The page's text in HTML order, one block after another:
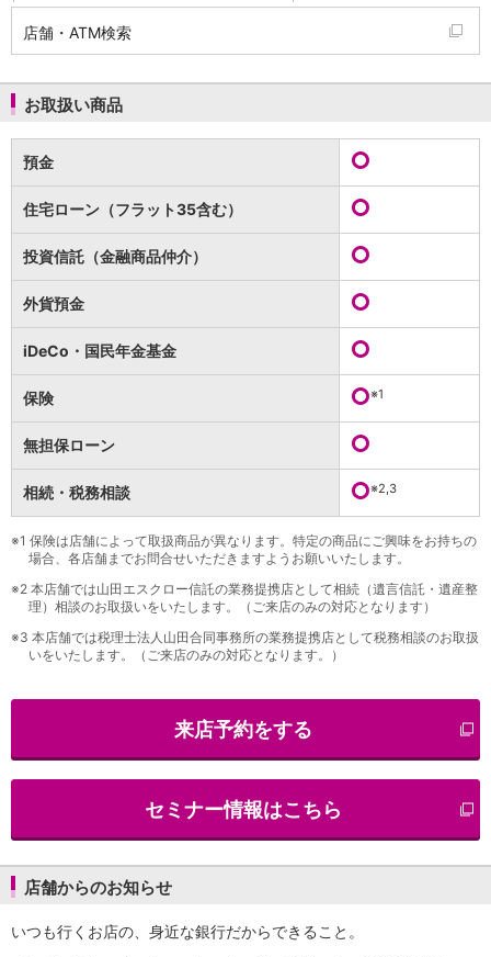
新規お借入れの方
お借換えの方
フラット35
リ・バース60
カードローン
目的別ローンマイページ
保険
保険TOP
医療保険
就業不能保険
海外旅行保険
国内旅行傷害保険
スマホ保険
傷害保険
介護保険
カード
クレジットカード
デビットカード
インターネットバンキング
アプリ
イオン銀行アプリTOP
通帳アプリ
イオン銀行PayB
イオングループアプリ
支払・入金TOP
AEON Pay
自動入金サービス
スマホ決済アプリ
サービス
店舗・ATM検索
お取扱い商品
預金
住宅ローン（フラット35含む）
投資信託（金融商品仲介）
外貨預金
iDeCo・国民年金基金
保険 ※1
無担保ローン
相続・税務相談 ※2,3
※1 保険は店舗によって取扱商品が異なります。特定の商品にご興味をお持ちの
場合、各店舗までお問合せいただきますようお願いいたします。
※2 本店舗では山田エスクロー信託の業務提携店として相続（遺言信託・遺産整
理）相談のお取扱いをいたします。（ご来店のみの対応となります）
※3 本店舗では税理士法人山田合同事務所の業務提携店として税務相談のお取扱
いをいたします。（ご来店のみの対応となります。）
来店予約をする
セミナー情報はこちら
店舗からのお知らせ
いつも行くお店の、身近な銀行だからできること。